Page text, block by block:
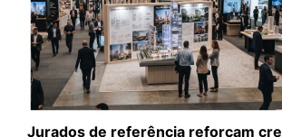
Jurados de referência reforçam